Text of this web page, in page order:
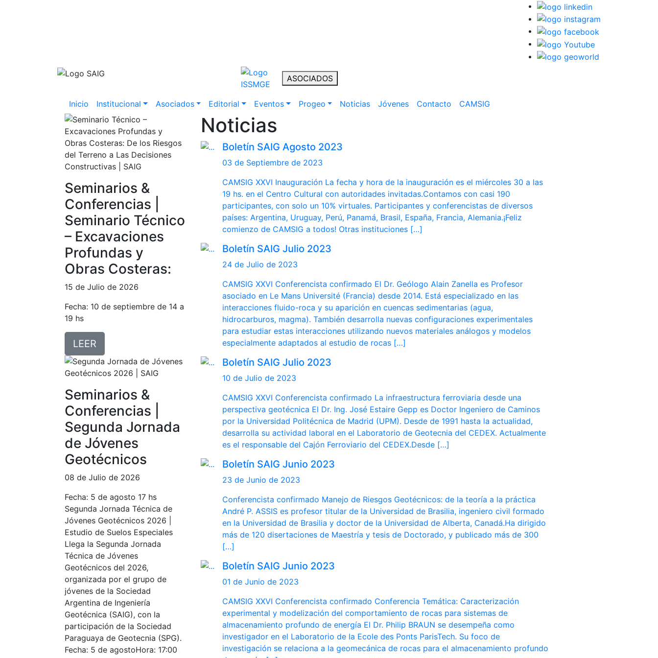
ASOCIADOS
Inicio Institucional Asociados Editorial Eventos Progeo Noticias Jóvenes Contacto CAMSIG
Seminarios &
Conferencias |
Seminario Técnico
– Excavaciones
Profundas y
Obras Costeras:
15 de Julio de 2026
Fecha: 10 de septiembre de 14 a
19 hs
LEER
Seminarios &
Conferencias |
Segunda Jornada
de Jóvenes
Geotécnicos
08 de Julio de 2026
Fecha: 5 de agosto 17 hs
Segunda Jornada Técnica de
Jóvenes Geotécnicos 2026 |
Estudio de Suelos Especiales
Llega la Segunda Jornada
Técnica de Jóvenes
Geotécnicos del 2026,
organizada por el grupo de
jóvenes de la Sociedad
Argentina de Ingeniería
Geotécnica (SAIG), con la
participación de la Sociedad
Paraguaya de Geotecnia (SPG).
Fecha: 5 de agostoHora: 17:00
Noticias
Boletín SAIG Agosto 2023
03 de Septiembre de 2023
CAMSIG XXVI Inauguración La fecha y hora de la inauguración es el miércoles 30 a las
19 hs. en el Centro Cultural con autoridades invitadas.Contamos con casi 190
participantes, con solo un 10% virtuales. Participantes y conferencistas de diversos
países: Argentina, Uruguay, Perú, Panamá, Brasil, España, Francia, Alemania.¡Feliz
comienzo de CAMSIG a todos! Otras instituciones […]
Boletín SAIG Julio 2023
24 de Julio de 2023
CAMSIG XXVI Conferencista confirmado El Dr. Geólogo Alain Zanella es Profesor
asociado en Le Mans Université (Francia) desde 2014. Está especializado en las
interacciones fluido-roca y su aparición en cuencas sedimentarias (agua,
hidrocarburos, magma). También desarrolla nuevas configuraciones experimentales
para estudiar estas interacciones utilizando nuevos materiales análogos y modelos
especialmente adaptados al estudio de rocas […]
Boletín SAIG Julio 2023
10 de Julio de 2023
CAMSIG XXVI Conferencista confirmado La infraestructura ferroviaria desde una
perspectiva geotécnica El Dr. Ing. José Estaire Gepp es Doctor Ingeniero de Caminos
por la Universidad Politécnica de Madrid (UPM). Desde de 1991 hasta la actualidad,
desarrolla su actividad laboral en el Laboratorio de Geotecnia del CEDEX. Actualmente
es el responsable del Cajón Ferroviario del CEDEX.Desde […]
Boletín SAIG Junio 2023
23 de Junio de 2023
Conferencista confirmado Manejo de Riesgos Geotécnicos: de la teoría a la práctica
André P. ASSIS es profesor titular de la Universidad de Brasilia, ingeniero civil formado
en la Universidad de Brasilia y doctor de la Universidad de Alberta, Canadá.Ha dirigido
más de 120 disertaciones de Maestría y tesis de Doctorado, y publicado más de 300
[…]
Boletín SAIG Junio 2023
01 de Junio de 2023
CAMSIG XXVI Conferencista confirmado Conferencia Temática: Caracterización
experimental y modelización del comportamiento de rocas para sistemas de
almacenamiento profundo de energía El Dr. Philip BRAUN se desempeña como
investigador en el Laboratorio de la Ecole des Ponts ParisTech. Su foco de
investigación se relaciona a la geomecánica de rocas para el almacenamiento profundo